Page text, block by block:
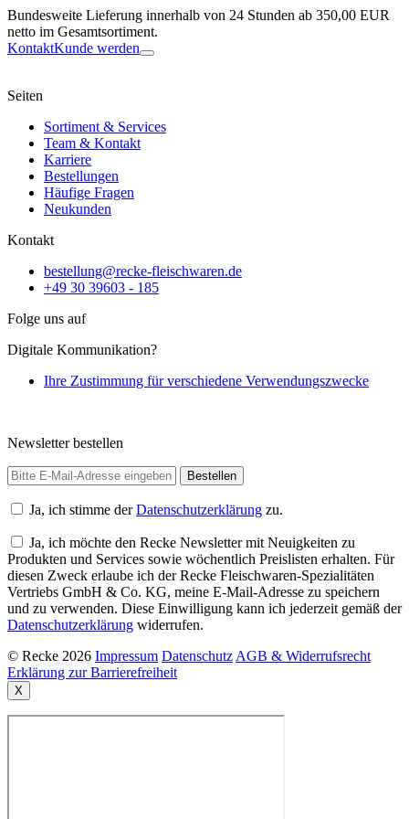
Bundesweite Lieferung innerhalb von 24 Stunden ab 350,00 EUR
netto im Gesamtsortiment.
KontaktKunde werden
Seiten
Sortiment & Services
Team & Kontakt
Karriere
Bestellungen
Häufige Fragen
Neukunden
Kontakt
bestellung@recke-fleischwaren.de
+49 30 39603 - 185
Folge uns auf
Digitale Kommunikation?
Ihre Zustimmung für verschiedene Verwendungszwecke
Newsletter bestellen
Ja, ich stimme derDatenschutzerklärung zu.
Ja, ich möchte den Recke Newsletter mit Neuigkeiten zu
Produkten und Services sowie wöchentlich Preislisten erhalten. Für
diesen Zweck erlaube ich der Recke Fleischwaren-Spezialitäten
Vertriebs GmbH & Co. KG, meine E-Mail-Adresse zu speichern
und zu verwenden. Diese Einwilligung kann ich jederzeit gemäß der
Datenschutzerklärung widerrufen.
© Recke 2026 Impressum Datenschutz AGB & Widerrufsrecht
Erklärung zur Barrierefreiheit
X